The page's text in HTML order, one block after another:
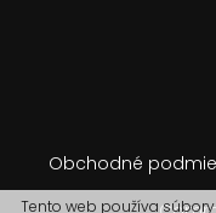
Tento web používa
Obchodné